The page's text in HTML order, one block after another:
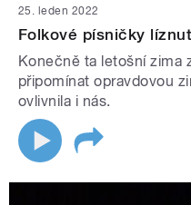
25. leden 2022
Folkové písničky
Konečně ta letošní zima
připomínat opravdovou
ovlivnila i nás.